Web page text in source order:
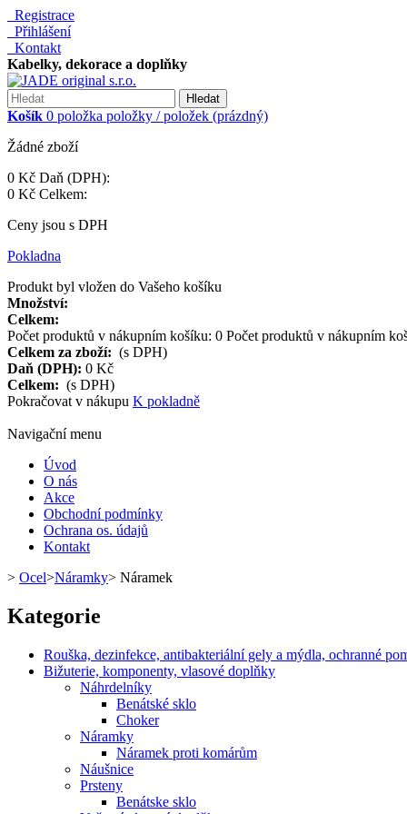
Registrace
Přihlášení
Kontakt
Kabelky, dekorace a doplňky
Hledat
Košík 0 položka položky / položek (prázdný)
Žádné zboží
0 Kč Daň (DPH):
0 Kč Celkem:
Ceny jsou s DPH
Pokladna
Produkt byl vložen do Vašeho košíku
Množství:
Celkem:
Počet produktů v nákupním košíku: 0 Počet produktů v nákupním
Celkem za zboží: (s DPH)
Daň (DPH): 0 Kč
Celkem: (s DPH)
Pokračovat v nákupu K pokladně
Navigační menu
Úvod
O nás
Akce
Obchodní podmínky
Ochrana os. údajů
Kontakt
> Ocel>Náramky> Náramek
Kategorie
Rouška, dezinfekce, antibakteriální gely a mýdla, ochranné
Bižuterie, komponenty, vlasové doplňky
Náhrdelníky
Benátské sklo
Choker
Náramky
Náramek proti komárům
Náušnice
Prsteny
Benátske sklo